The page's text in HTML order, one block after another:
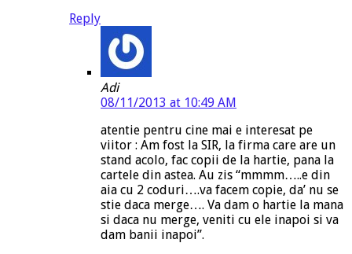
Reply
Adi
08/11/2013 at 10:49 AM
atentie pentru cine mai e interesat pe
viitor : Am fost la SIR, la firma care are un
stand acolo, fac copii de la hartie, pana la
cartele din astea. Au zis “mmmm…..e din
aia cu 2 coduri….va facem copie, da’ nu se
stie daca merge…. Va dam o hartie la mana
si daca nu merge, veniti cu ele inapoi si va
dam banii inapoi”.